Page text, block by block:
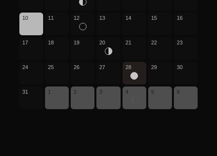
10 11 12 13 14 15 16
17 18 19 20 21 22 23
24 25 26 27 28 29 30
31 1 2 3 4 5 6